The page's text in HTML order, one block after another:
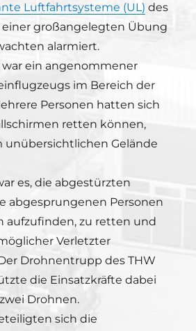
Luftfahrtsysteme (UL) des
einer großangelegten Übung
alarmiert.
ein angenommener
im Bereich der
Personen hatten sich
retten können,
unübersichtlichen Gelände
es, die abgestürzten
abgesprungenen Personen
aufzufinden, zu retten und
Verletzter
Drohnentrupp des THW
die Einsatzkräfte dabei
Drohnen.
sich die